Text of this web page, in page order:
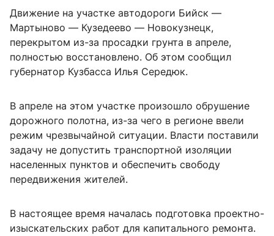
Движение на участке автодороги Бийск —
Мартыново — Кузедеево — Новокузнецк,
перекрытом из-за просадки грунта в апреле,
полностью восстановлено. Об этом сообщил
губернатор Кузбасса Илья Середюк.
В апреле на этом участке произошло обрушение
дорожного полотна, из-за чего в регионе ввели
режим чрезвычайной ситуации. Власти поставили
задачу не допустить транспортной изоляции
населенных пунктов и обеспечить свободу
передвижения жителей.
В настоящее время началась подготовка проектно-
изыскательских работ для капитального ремонта.